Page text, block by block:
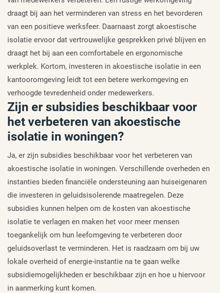
draagt bij aan het verminderen van stress en het bevorderen
van een positieve werksfeer. Daarnaast zorgt akoestische
isolatie ervoor dat vertrouwelijke gesprekken privé blijven en
draagt het bij aan een comfortabele en ergonomische
werkplek. Kortom, investeren in akoestische isolatie in een
kantooromgeving leidt tot een betere werkomgeving en
verhoogde tevredenheid onder medewerkers.
Zijn er subsidies beschikbaar voor
het verbeteren van akoestische
isolatie in woningen?
Ja, er zijn subsidies beschikbaar voor het verbeteren van
akoestische isolatie in woningen. Verschillende overheden en
instanties bieden financiële ondersteuning aan huiseigenaren
die investeren in geluidsisolerende maatregelen. Deze
subsidies kunnen helpen om de kosten van akoestische
isolatie te verlagen en maken het voor meer mensen
toegankelijk om hun leefomgeving te verbeteren door
geluidsoverlast te verminderen. Het is raadzaam om bij uw
lokale overheid of energie-instantie na te gaan welke
subsidiemogelijkheden er beschikbaar zijn en hoe u hiervoor
in aanmerking kunt komen.